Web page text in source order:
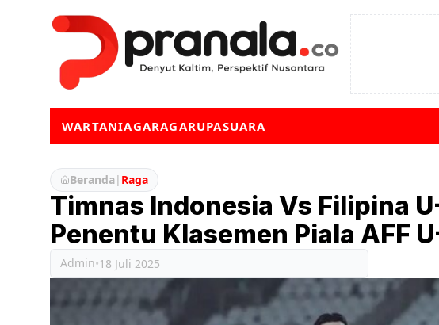
WARTANIAGARAGARUPASUARA
Beranda| Raga
Timnas Indonesia Vs Filipina
Penentu Klasemen Piala AFF
Admin•18 Juli 2025